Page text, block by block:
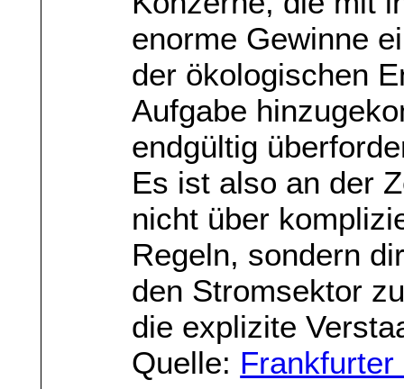
enorme Gewinne
der ökologischen
Aufgabe
endgültig
Es ist also an der
nicht über
Regeln, sondern
den Stromsektor
die explizite
Quelle: